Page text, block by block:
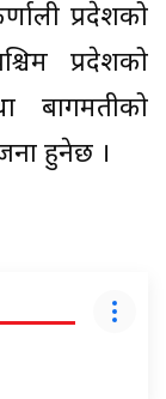
प्रदेशको
प्रदेशको
हुनेछ ।